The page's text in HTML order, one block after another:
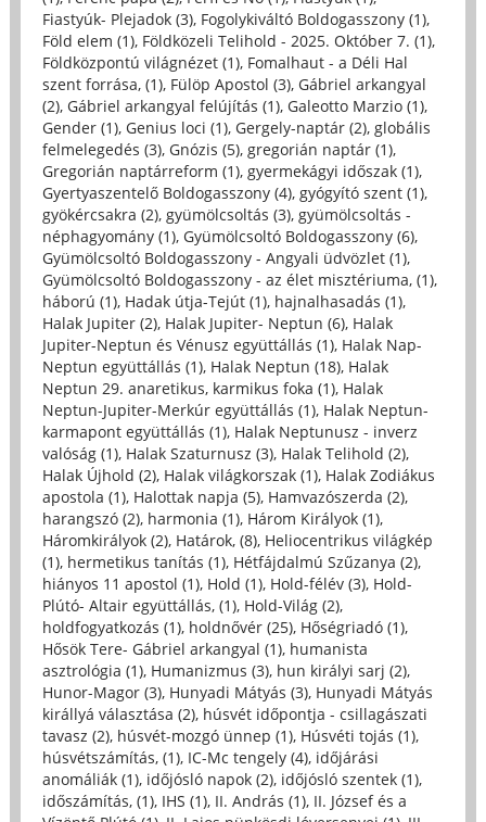
Fiastyúk- Plejadok (3), Fogolykiváltó Boldogasszony (1),
Föld elem (1), Földközeli Telihold - 2025. Október 7. (1),
Földközpontú világnézet (1), Fomalhaut - a Déli Hal
szent forrása, (1), Fülöp Apostol (3), Gábriel arkangyal
(2), Gábriel arkangyal felújítás (1), Galeotto Marzio (1),
Gender (1), Genius loci (1), Gergely-naptár (2), globális
felmelegedés (3), Gnózis (5), gregorián naptár (1),
Gregorián naptárreform (1), gyermekágyi időszak (1),
Gyertyaszentelő Boldogasszony (4), gyógyító szent (1),
gyökércsakra (2), gyümölcsoltás (3), gyümölcsoltás -
néphagyomány (1), Gyümölcsoltó Boldogasszony (6),
Gyümölcsoltó Boldogasszony - Angyali üdvözlet (1),
Gyümölcsoltó Boldogasszony - az élet misztériuma, (1),
háború (1), Hadak útja-Tejút (1), hajnalhasadás (1),
Halak Jupiter (2), Halak Jupiter- Neptun (6), Halak
Jupiter-Neptun és Vénusz együttállás (1), Halak Nap-
Neptun együttállás (1), Halak Neptun (18), Halak
Neptun 29. anaretikus, karmikus foka (1), Halak
Neptun-Jupiter-Merkúr együttállás (1), Halak Neptun-
karmapont együttállás (1), Halak Neptunusz - inverz
valóság (1), Halak Szaturnusz (3), Halak Telihold (2),
Halak Újhold (2), Halak világkorszak (1), Halak Zodiákus
apostola (1), Halottak napja (5), Hamvazószerda (2),
harangszó (2), harmonia (1), Három Királyok (1),
Háromkirályok (2), Határok, (8), Heliocentrikus világkép
(1), hermetikus tanítás (1), Hétfájdalmú Szűzanya (2),
hiányos 11 apostol (1), Hold (1), Hold-félév (3), Hold-
Plútó- Altair együttállás, (1), Hold-Világ (2),
holdfogyatkozás (1), holdnővér (25), Hőségriadó (1),
Hősök Tere- Gábriel arkangyal (1), humanista
asztrológia (1), Humanizmus (3), hun királyi sarj (2),
Hunor-Magor (3), Hunyadi Mátyás (3), Hunyadi Mátyás
királlyá választása (2), húsvét időpontja - csillagászati
tavasz (2), húsvét-mozgó ünnep (1), Húsvéti tojás (1),
húsvétszámítás, (1), IC-Mc tengely (4), időjárási
anomáliák (1), időjósló napok (2), időjósló szentek (1),
időszámítás, (1), IHS (1), II. András (1), II. József és a